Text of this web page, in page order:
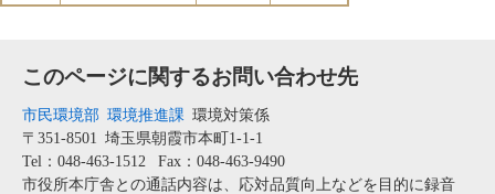
このページに関するお問い合わせ先
市民環境部 環境推進課 環境対策係
〒351-8501 埼玉県朝霞市本町1-1-1
Tel：048-463-1512
Fax：048-463-9490
市役所本庁舎との通話内容は、応対品質向上などを目的に録音